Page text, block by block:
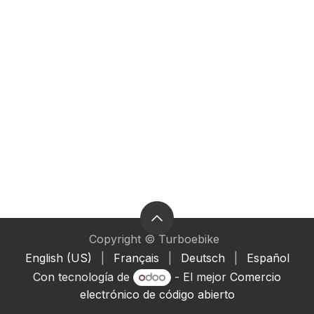
Copyright © Turboebike
English (US)
Français Deutsch
Español
Con tecnología de
- El mejorComercio
electrónico de código abierto